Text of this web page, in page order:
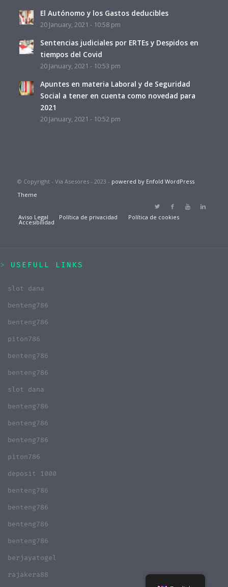
El Autónomo y los Gastos deducibles
20 January, 2021 - 10:58 pm
Sentencias judiciales por ERTEs y Despidos en
tiempos del Covid
20 January, 2021 - 10:53 pm
Apuntes en materia Laboral y de Seguridad
Social a tener en cuenta como novedad para
2021
20 January, 2021 - 10:52 pm
© Copyright - Via Asesores - 2023 - powered by Enfold WordPress
Theme
Aviso Legal Política de privacidad Política de cookies
Accesibilidad
USEFULL LINKS
slot dana
benteng786
benteng786
piton786
benteng786
benteng786
slot dana
benteng786
benteng786
benteng786
piton786
deposit 1000
benteng786
benteng786
benteng786
benteng786
berjayatogel
rajakera88